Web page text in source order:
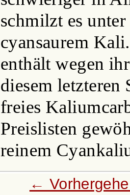
schmilzt es
cyansaurem
enthält wegen
diesem letzteren
freies
Preislisten
reinem
←